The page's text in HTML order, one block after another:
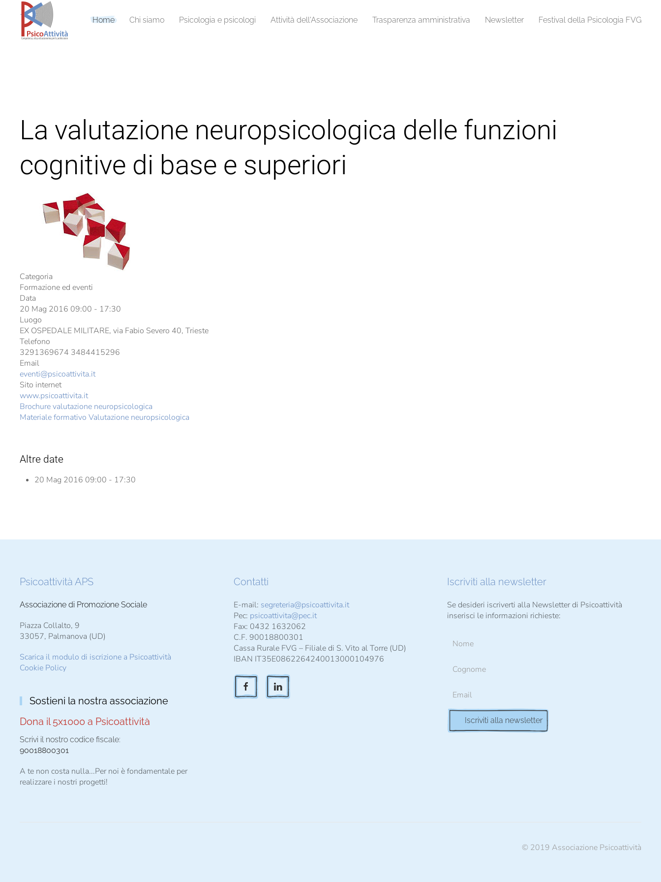
Home Chi siamo Psicologia e psicologi Attività dell'Associazione Trasparenza amministrativa Newsletter Festival della Psicologia FVG
La valutazione neuropsicologica delle funzioni
cognitive di base e superiori
Categoria
Formazione ed eventi
Data
20 Mag 2016 09:00 - 17:30
Luogo
EX OSPEDALE MILITARE, via Fabio Severo 40, Trieste
Telefono
3291369674 3484415296
Email
eventi@psicoattivita.it
Sito internet
www.psicoattivita.it
Brochure valutazione neuropsicologica
Materiale formativo Valutazione neuropsicologica
Altre date
20 Mag 2016 09:00 - 17:30
Psicoattività APS
Associazione di Promozione Sociale
Piazza Collalto, 9
33057, Palmanova (UD)
Scarica il modulo di iscrizione a Psicoattività
Cookie Policy
Sostieni la nostra associazione
Dona il 5x1000 a Psicoattività
Scrivi il nostro codice fiscale:
90018800301
A te non costa nulla...Per noi è fondamentale per
realizzare i nostri progetti!
Contatti
E-mail: segreteria@psicoattivita.it
Pec: psicoattivita@pec.it
Fax: 0432 1632062
C.F. 90018800301
Cassa Rurale FVG – Filiale di S. Vito al Torre (UD)
IBAN IT35E0862264240013000104976
Iscriviti alla newsletter
Se desideri iscriverti alla Newsletter di Psicoattività
inserisci le informazioni richieste:
© 2019 Associazione Psicoattività